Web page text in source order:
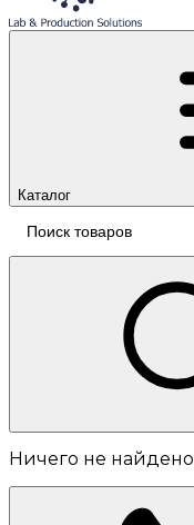
Каталог
Ничего не найдено